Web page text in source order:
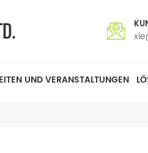
UND VERANSTALTUNGEN